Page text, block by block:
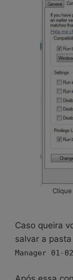
Caso queira
salvar a pasta
Manager 01-